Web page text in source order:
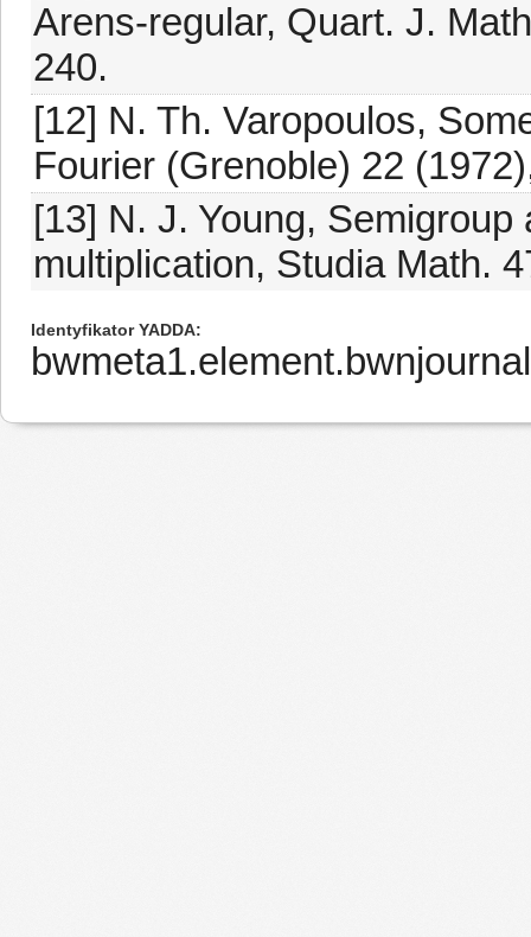
Arens-regular, Quart. J.
240.
[12] N. Th. Varopoulos,
Fourier (Grenoble) 22
[13] N. J. Young,
multiplication, Studia Math.
Identyfikator YADDA